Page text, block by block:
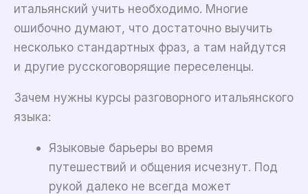
итальянский учить необходимо. Многие
ошибочно думают, что достаточно выучить
несколько стандартных фраз, а там найдутся
и другие русскоговорящие переселенцы.
Зачем нужны курсы разговорного итальянского
языка:
Языковые барьеры во время
путешествий и общения исчезнут. Под
рукой далеко не всегда может